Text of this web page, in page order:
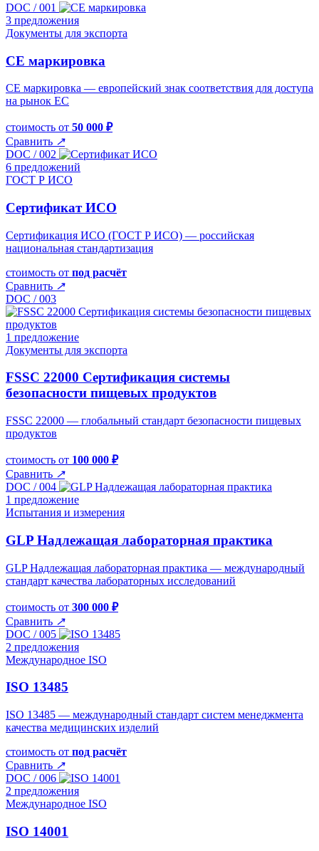
DOC / 001
3 предложения
Документы для экспорта
CE маркировка
CE маркировка — европейский знак соответствия для доступа
на рынок ЕС
стоимость от 50 000 ₽
Сравнить ↗
DOC / 002
6 предложений
ГОСТ Р ИСО
Cертификат ИСО
Сертификация ИСО (ГОСТ Р ИСО) — российская
национальная стандартизация
стоимость от под расчёт
Сравнить ↗
DOC / 003
1 предложение
Документы для экспорта
FSSC 22000 Сертификация cистемы
безопасности пищевых продуктов
FSSC 22000 — глобальный стандарт безопасности пищевых
продуктов
стоимость от 100 000 ₽
Сравнить ↗
DOC / 004
1 предложение
Испытания и измерения
GLP Надлежащая лабораторная практика
GLP Надлежащая лабораторная практика — международный
стандарт качества лабораторных исследований
стоимость от 300 000 ₽
Сравнить ↗
DOC / 005
2 предложения
Международное ISO
ISO 13485
ISO 13485 — международный стандарт систем менеджмента
качества медицинских изделий
стоимость от под расчёт
Сравнить ↗
DOC / 006
2 предложения
Международное ISO
ISO 14001